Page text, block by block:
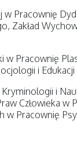
Pracownię
Zakład
w Pracownię
i
i
Człowieka w
w Pracownię